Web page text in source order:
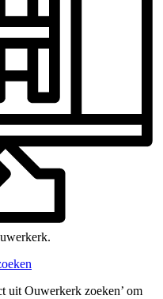
uit Ouwerkerk zoeken’ om